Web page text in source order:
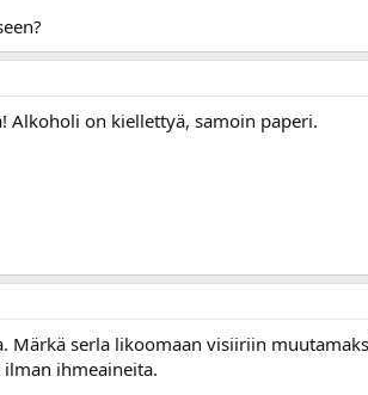
Alkoholi on kiellettyä, samoin paperi.
Märkä serla likoomaan visiiriin
ihmeaineita.